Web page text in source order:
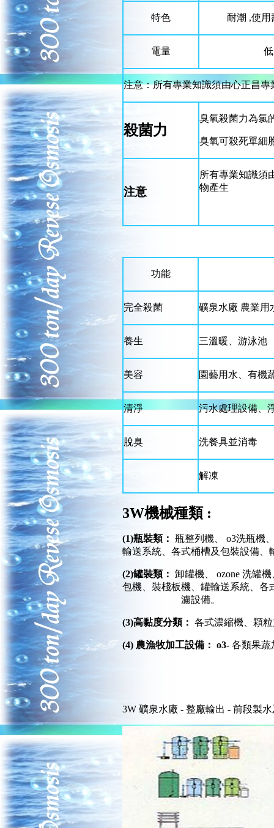
特色 耐潮 ,使用
電量 低
注意：所有專業知識須由心正昌專
殺菌力
臭氧殺菌力為氯
臭氧可殺死單細
注意
所有專業知識須
物產生
功能
完全殺菌 礦泉水廠 農業用
養生 三溫暖、游泳池
美容 園藝用水、有機
清淨 污水處理設備、
脫臭 洗餐具並消毒
解凍
3W機械種類 :
(1)瓶裝類： 瓶整列機、 o3洗瓶機
輸送系統、各式桶槽及包裝設備、
(2)罐裝類： 卸罐機、 ozone 洗罐
包機、裝棧板機、罐輸送系統、
濾設備。
(3)高黏度分類： 各式濃縮機、顆
(4) 農漁牧加工設備： o3- 各類果蔬
3W 礦泉水廠 - 整廠輸出 - 前段製